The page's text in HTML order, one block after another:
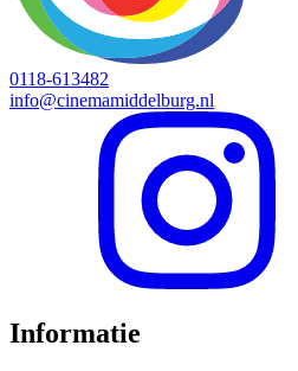
0118-613482
info@cinemamiddelburg.nl
Informatie